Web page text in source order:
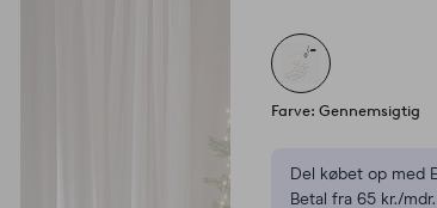
Farve: Gennemsigtig
Del købet op med
Betal fra 65 kr./mdr.